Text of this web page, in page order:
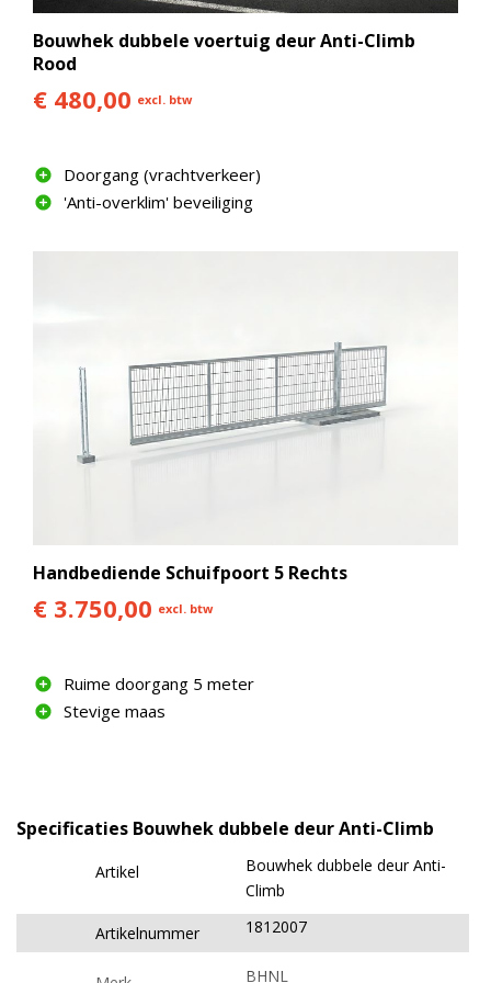
Bouwhek dubbele voertuig deur Anti-Climb
Rood
€ 480,00 excl. btw
Doorgang (vrachtverkeer)
'Anti-overklim' beveiliging
Handbediende Schuifpoort 5 Rechts
€ 3.750,00 excl. btw
Ruime doorgang 5 meter
Stevige maas
Specificaties Bouwhek dubbele deur Anti-Climb
Artikel
Bouwhek dubbele deur Anti-
Climb
Artikelnummer 1812007
BHNL